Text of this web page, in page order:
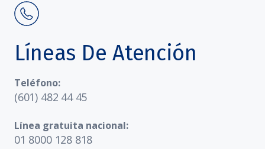
Líneas De Atención
Teléfono:
(601) 482 44 45
Línea gratuita nacional:
01 8000 128 818